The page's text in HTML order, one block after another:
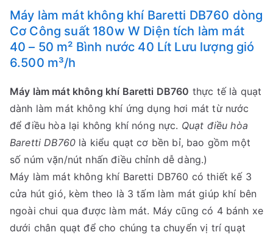
Máy làm mát không khí Baretti DB760 dòng
Cơ Công suất 180w W Diện tích làm mát
40 – 50 m² Bình nước 40 Lít Lưu lượng gió
6.500 m³/h
Máy làm mát không khí Baretti DB760 thực tế là quạt
dành làm mát không khí ứng dụng hơi mát từ nước
để điều hòa lại không khí nóng nực. Quạt điều hòa
Baretti DB760 là kiểu quạt cơ bền bỉ, bao gồm một
số núm vặn/nút nhấn điều chỉnh dễ dàng.)
Máy làm mát không khí Baretti DB760 có thiết kế 3
cửa hút gió, kèm theo là 3 tấm làm mát giúp khí bên
ngoài chui qua được làm mát. Máy cũng có 4 bánh xe
dưới chân quạt để cho chúng ta chuyển vị trí quạt